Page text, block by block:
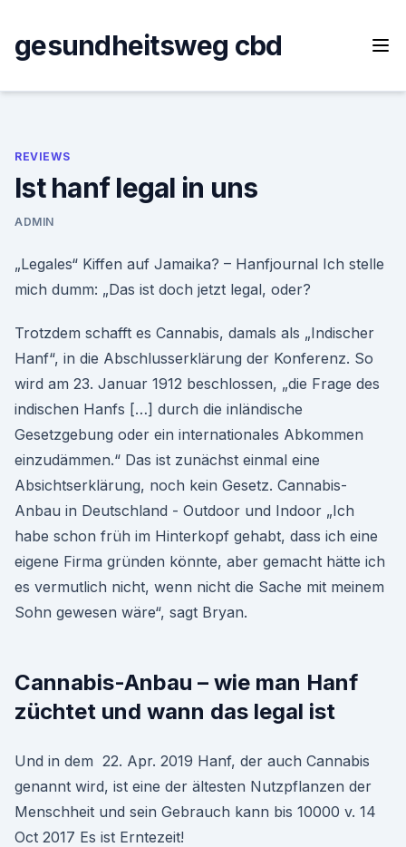
content
gesundheitsweg cbd
REVIEWS
Ist hanf legal in uns
ADMIN
„Legales“ Kiffen auf Jamaika? – Hanfjournal Ich stelle
mich dumm: „Das ist doch jetzt legal, oder?
Trotzdem schafft es Cannabis, damals als „Indischer
Hanf“, in die Abschlusserklärung der Konferenz. So
wird am 23. Januar 1912 beschlossen, „die Frage des
indischen Hanfs […] durch die inländische
Gesetzgebung oder ein internationales Abkommen
einzudämmen.“ Das ist zunächst einmal eine
Absichtserklärung, noch kein Gesetz. Cannabis-
Anbau in Deutschland - Outdoor und Indoor „Ich
habe schon früh im Hinterkopf gehabt, dass ich eine
eigene Firma gründen könnte, aber gemacht hätte ich
es vermutlich nicht, wenn nicht die Sache mit meinem
Sohn gewesen wäre“, sagt Bryan.
Cannabis-Anbau – wie man Hanf
züchtet und wann das legal ist
Und in dem 22. Apr. 2019 Hanf, der auch Cannabis
genannt wird, ist eine der ältesten Nutzpflanzen der
Menschheit und sein Gebrauch kann bis 10000 v. 14
Oct 2017 Es ist Erntezeit!